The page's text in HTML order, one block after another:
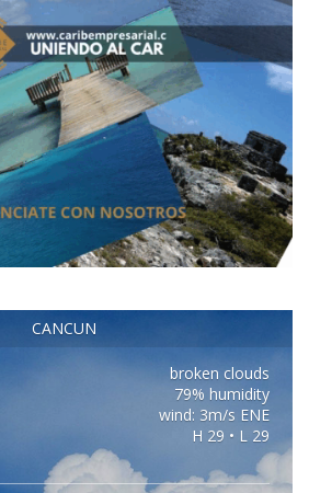
CANCUN
broken clouds
79% humidity
wind: 3m/s ENE
H 29 • L 29